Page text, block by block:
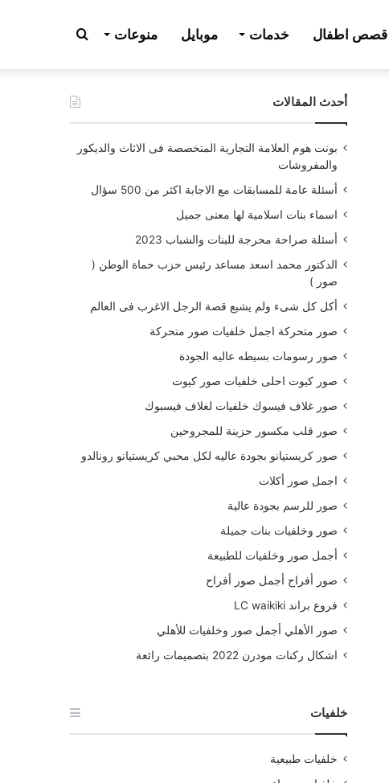
قصص اطفال خدمات موبايل منوعات بحث
عن أحدث المقالات
بونت هوم العلامة التجارية المتخصصة فى الاثاث والديكور
والمفروشات
أسئلة عامة للمسابقات مع الاجابة اكثر من 500 سؤال
اسماء بنات اسلامية لها معنى جميل
أسئلة صراحة محرجة للبنات والشباب 2023
الدكتور محمد اسعد مساعد رئيس حزب حماة الوطن (
صور )
أكل كل شىء ولم يشبع قصة الرجل الاغرب فى العالم
صور متحركة اجمل خلفيات صور متحركة
صور رسومات بسيطه عاليه الجودة
صور كيوت احلى خلفيات صور كيوت
صور غلاف فيسوك خلفيات لغلاف فيسبوك
صور قلب مكسور حزينة للمجروحين
صور كريستيانو بجودة عاليه لكل محبي كريستيانو رونالدو
اجمل صور أكلات
صور للرسم بجودة عالية
صور وخلفيات بنات جميلة
أجمل صور وخلفيات للطبيعة
صور أفراح أجمل صور أفراح
فروع براند LC waikiki
صور الأهلي أجمل صور وخلفيات للأهلي
اشكال ركنات مودرن 2022 بتصميمات رائعة
خلفيات
خلفيات طبيعية